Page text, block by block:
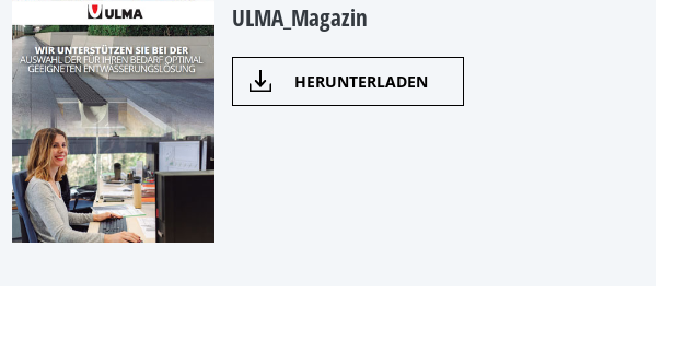
ULMA_Magazin
HERUNTERLADEN